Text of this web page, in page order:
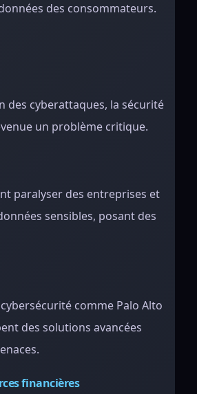
des consommateurs.
des cyberattaques, la sécurité
un problème critique.
paralyser des entreprises et
sensibles, posant des
comme Palo Alto
des solutions avancées
financières